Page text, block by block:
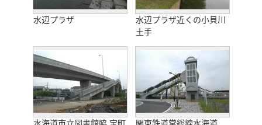
水辺プラザ
水辺プラザ近くの小貝川
土手
水海道市立図書館脇 宝町
関東鉄道常総線水海道